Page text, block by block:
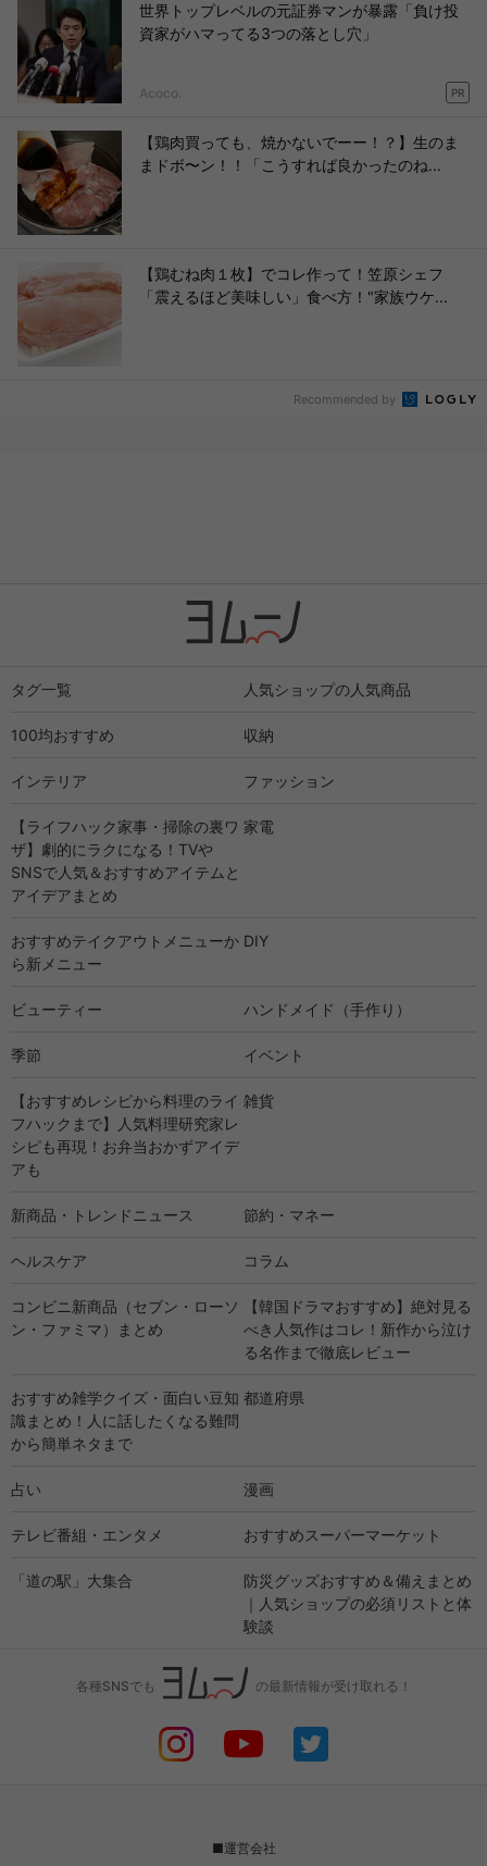
世界トップレベルの元証券マンが暴露「負け投
資家がハマってる3つの落とし穴」
Acoco. PR
【鶏肉買っても、焼かないでーー！？】生のま
まドボ〜ン！！「こうすれば良かったのね...
【鶏むね肉１枚】でコレ作って！笠原シェフ
「震えるほど美味しい」食べ方！"家族ウケ...
Recommended by
タグ一覧 人気ショップの人気商品
100均おすすめ 収納
インテリア ファッション
【ライフハック家事・掃除の裏ワ
ザ】劇的にラクになる！TVや
SNSで人気＆おすすめアイテムと
アイデアまとめ
家電
おすすめテイクアウトメニューか
ら新メニュー
DIY
ビューティー ハンドメイド（手作り）
季節 イベント
【おすすめレシピから料理のライ
フハックまで】人気料理研究家レ
シピも再現！お弁当おかずアイデ
アも
雑貨
新商品・トレンドニュース 節約・マネー
ヘルスケア コラム
コンビニ新商品（セブン・ローソ
ン・ファミマ）まとめ
【韓国ドラマおすすめ】絶対見る
べき人気作はコレ！新作から泣け
る名作まで徹底レビュー
おすすめ雑学クイズ・面白い豆知
識まとめ！人に話したくなる難問
から簡単ネタまで
都道府県
占い 漫画
テレビ番組・エンタメ おすすめスーパーマーケット
「道の駅」大集合
防災グッズおすすめ＆備えまとめ
｜人気ショップの必須リストと体
験談
各種SNSでも の最新情報が受け取れる！
■運営会社